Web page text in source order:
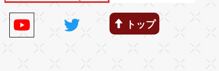
トップ